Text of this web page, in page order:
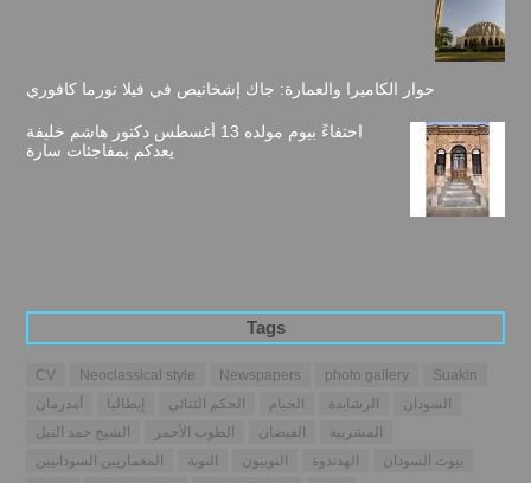
حوار الكاميرا والعمارة: جاك إشخانيص في فيلا نورما كافوري
احتفاءً بيوم مولده 13 أغسطس دكتور هاشم خليفة
يعدكم بمفاجئات سارة
Tags
CV Neoclassical style Newspapers photo gallery
Suakin
أمدرمان
إيطاليا الحكم الثنائي الخيام الرشايدة
السودان
الشيخ حمد النيل
الطوب الأحمر الفيضان
المشربية
المعماريين السودانيين
النوبة النوبيون الهدندوة
بيوت السودان